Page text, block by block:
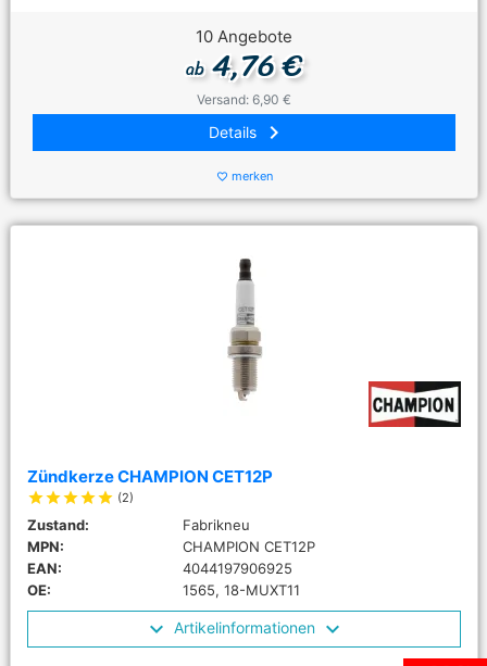
10 Angebote
ab4,76 €
Versand: 6,90 €
Details keyboard_arrow_right
favorite_border merken
Zündkerze CHAMPION CET12P
starstarstarstarstar (2)
Zustand:
Fabrikneu
MPN:
CHAMPION CET12P
EAN:
4044197906925
OE:
1565, 18-MUXT11
Artikelinformationen